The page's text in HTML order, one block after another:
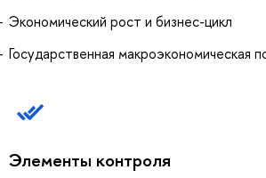
Экономический рост и бизнес-цикл
Государственная макроэкономическая
Элементы контроля